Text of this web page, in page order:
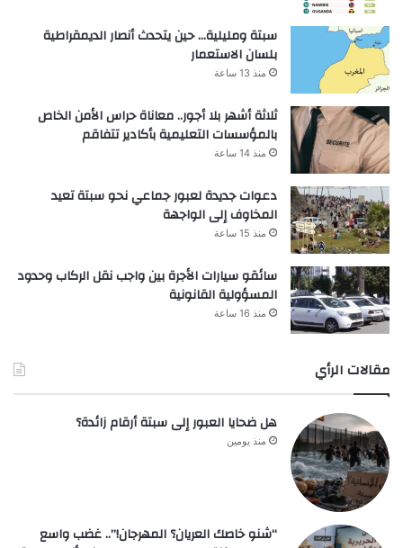
سبتة ومليلية… حين يتحدث أنصار الديمقراطية
بلسان الاستعمار
منذ 13 ساعة
ثلاثة أشهر بلا أجور.. معاناة حراس الأمن الخاص
بالمؤسسات التعليمية بأكادير تتفاقم
منذ 14 ساعة
دعوات جديدة لعبور جماعي نحو سبتة تعيد
المخاوف إلى الواجهة
منذ 15 ساعة
سائقو سيارات الأجرة بين واجب نقل الركاب وحدود
المسؤولية القانونية
منذ 16 ساعة
مقالات الرأي
هل ضحايا العبور إلى سبتة أرقام زائدة؟
منذ يومين
“شنو خاصك العريان؟ المهرجان!”.. غضب واسع